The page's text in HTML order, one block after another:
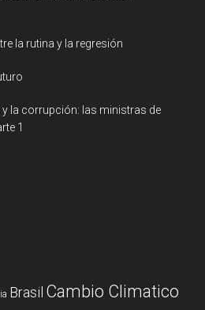
la rutina y la regresión
la corrupción: las ministras de
1
Brasil Cambio Climatico